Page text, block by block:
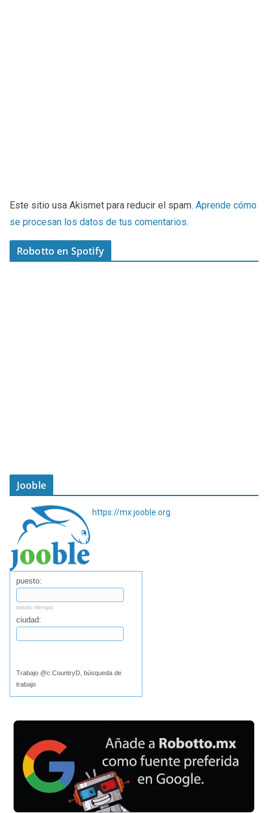
Este sitio usa Akismet para reducir el spam. Aprende cómo
se procesan los datos de tus comentarios.
Robotto en Spotify
Jooble
https://mx.jooble.org
puesto:
medio tiempo
ciudad:
Trabajo @c:CountryD, búsqueda de
trabajo